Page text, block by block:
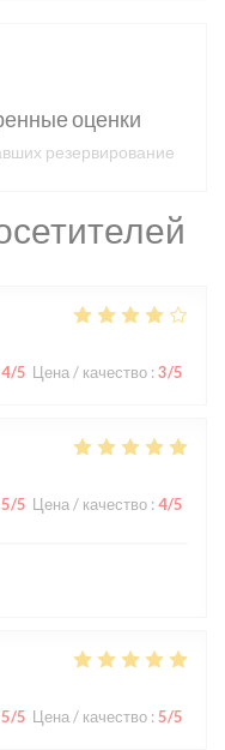
4/5 Цена / качество : 3/5
5/5 Цена / качество : 4/5
5/5 Цена / качество : 5/5
оценки
резервирование